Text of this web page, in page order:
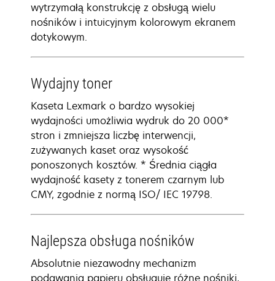
wytrzymałą konstrukcję z obsługą wielu
nośników i intuicyjnym kolorowym ekranem
dotykowym.
Wydajny toner
Kaseta Lexmark o bardzo wysokiej
wydajności umożliwia wydruk do 20 000*
stron i zmniejsza liczbę interwencji,
zużywanych kaset oraz wysokość
ponoszonych kosztów. * Średnia ciągła
wydajność kasety z tonerem czarnym lub
CMY, zgodnie z normą ISO/ IEC 19798.
Najlepsza obsługa nośników
Absolutnie niezawodny mechanizm
podawania papieru obsługuje różne nośniki,